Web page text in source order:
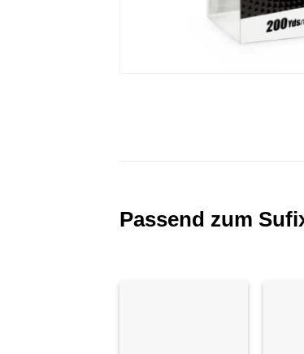
Passend zum